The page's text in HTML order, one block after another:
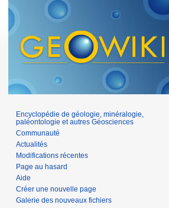
Encyclopédie de géologie, minéralogie,
paléontologie et autres Géosciences
Communauté
Actualités
Modifications récentes
Page au hasard
Aide
Créer une nouvelle page
Galerie des nouveaux fichiers